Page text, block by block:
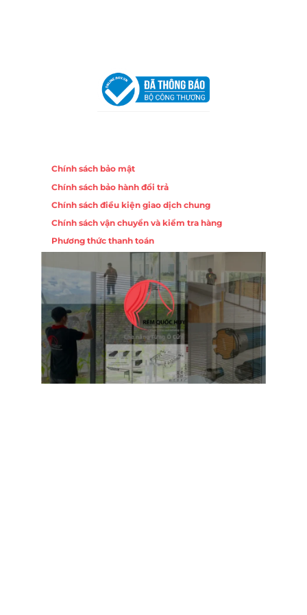
Chính sách bảo mật
Chính sách bảo hành đổi trả
Chính sách điều kiện giao dịch chung
Chính sách vận chuyển và kiểm tra hàng
Phương thức thanh toán